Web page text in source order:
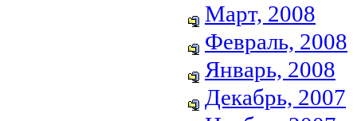
Март, 2008
Февраль, 2008
Январь, 2008
Декабрь, 2007